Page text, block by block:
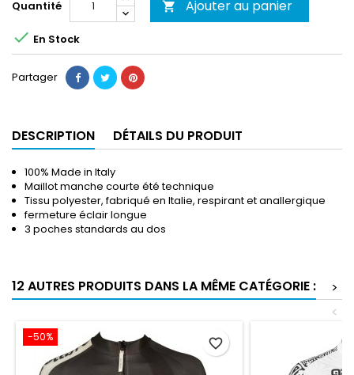
Quantité  Ajouter au panier
 En Stock
Partager
DESCRIPTION DÉTAILS DU PRODUIT
100% Made in Italy
Maillot manche courte été technique
Tissu polyester, fabriqué en Italie, respirant et anallergique
fermeture éclair longue
3 poches standards au dos
12 AUTRES PRODUITS DANS LA MÊME CATÉGORIE :
>
<
-50% favorite_border